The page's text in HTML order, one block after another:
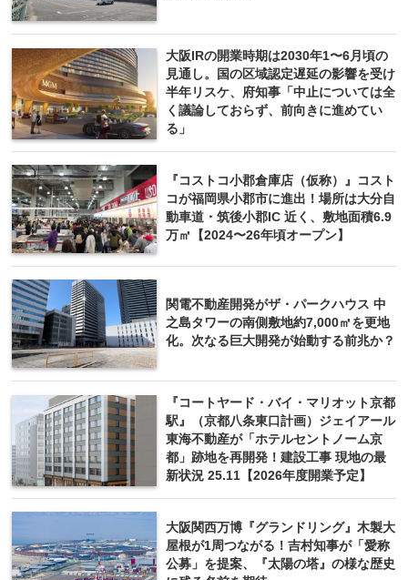
大阪IRの開業時期は2030年1〜6月頃の
見通し。国の区域認定遅延の影響を受け
半年リスケ、府知事「中止については全
く議論しておらず、前向きに進めてい
る」
『コストコ小郡倉庫店（仮称）』コスト
コが福岡県小郡市に進出！場所は大分自
動車道・筑後小郡IC 近く、敷地面積6.9
万㎡【2024〜26年頃オープン】
関電不動産開発がザ・パークハウス 中
之島タワーの南側敷地約7,000㎡を更地
化。次なる巨大開発が始動する前兆か？
『コートヤード・バイ・マリオット京都
駅』（京都八条東口計画）ジェイアール
東海不動産が「ホテルセントノーム京
都」跡地を再開発！建設工事 現地の最
新状況 25.11【2026年度開業予定】
大阪関西万博『グランドリング』木製大
屋根が1周つながる！吉村知事が「愛称
公募」を提案、『太陽の塔』の様な歴史